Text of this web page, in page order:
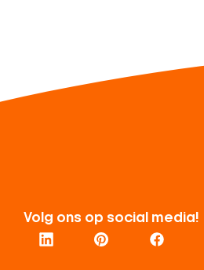
Volg ons op social media!